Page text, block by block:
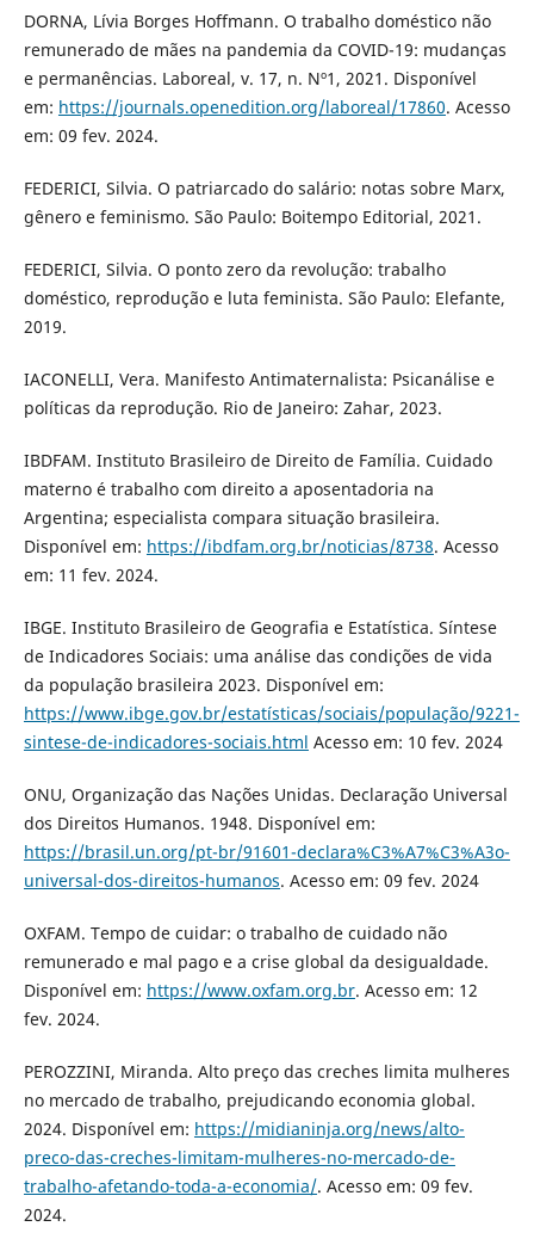
DORNA, Lívia Borges Hoffmann. O trabalho doméstico não
remunerado de mães na pandemia da COVID-19: mudanças
e permanências. Laboreal, v. 17, n. Nº1, 2021. Disponível
em: https://journals.openedition.org/laboreal/17860. Acesso
em: 09 fev. 2024.
FEDERICI, Silvia. O patriarcado do salário: notas sobre Marx,
gênero e feminismo. São Paulo: Boitempo Editorial, 2021.
FEDERICI, Silvia. O ponto zero da revolução: trabalho
doméstico, reprodução e luta feminista. São Paulo: Elefante,
2019.
IACONELLI, Vera. Manifesto Antimaternalista: Psicanálise e
políticas da reprodução. Rio de Janeiro: Zahar, 2023.
IBDFAM. Instituto Brasileiro de Direito de Família. Cuidado
materno é trabalho com direito a aposentadoria na
Argentina; especialista compara situação brasileira.
Disponível em: https://ibdfam.org.br/noticias/8738. Acesso
em: 11 fev. 2024.
IBGE. Instituto Brasileiro de Geografia e Estatística. Síntese
de Indicadores Sociais: uma análise das condições de vida
da população brasileira 2023. Disponível em:
https://www.ibge.gov.br/estatísticas/sociais/população/9221-
sintese-de-indicadores-sociais.html Acesso em: 10 fev. 2024
ONU, Organização das Nações Unidas. Declaração Universal
dos Direitos Humanos. 1948. Disponível em:
https://brasil.un.org/pt-br/91601-declara%C3%A7%C3%A3o-
universal-dos-direitos-humanos. Acesso em: 09 fev. 2024
OXFAM. Tempo de cuidar: o trabalho de cuidado não
remunerado e mal pago e a crise global da desigualdade.
Disponível em: https://www.oxfam.org.br. Acesso em: 12
fev. 2024.
PEROZZINI, Miranda. Alto preço das creches limita mulheres
no mercado de trabalho, prejudicando economia global.
2024. Disponível em: https://midianinja.org/news/alto-
preco-das-creches-limitam-mulheres-no-mercado-de-
trabalho-afetando-toda-a-economia/. Acesso em: 09 fev.
2024.